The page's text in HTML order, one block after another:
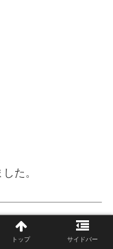
た。
トップ サイドバー